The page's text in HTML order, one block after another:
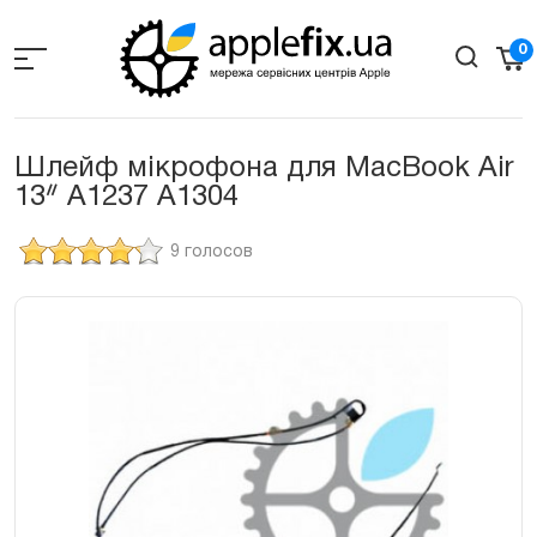
the
0
Шлейф мікрофона для MacBook Air
13ᐥ A1237 A1304
9 голосов